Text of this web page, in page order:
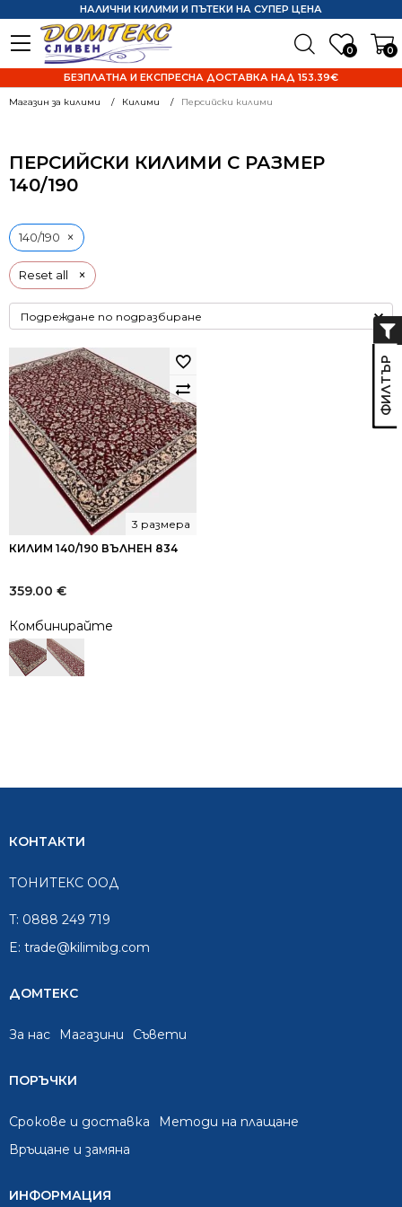
0 0
НАЛИЧНИ КИЛИМИ И ПЪТЕКИ НА СУПЕР ЦЕНА
БЕЗПЛАТНА И ЕКСПРЕСНА ДОСТАВКА НАД 153.39€
Магазин за килими Килими Персийски килими
ПЕРСИЙСКИ КИЛИМИ С РАЗМЕР
140/190
Reset all ×
140/190 ×
КИЛИМ 140/190 ВЪЛНЕН 834
3 размера
359.00 €
Комбинирайте
КОНТАКТИ
ТОНИТЕКС ООД
T: 0888 249 719
E: trade@kilimibg.com
ДОМТЕКС
За нас Mагазини Съвети
ПОРЪЧКИ
Срокове и доставка
Методи на плащане
Връщане и замяна
ИНФОРМАЦИЯ